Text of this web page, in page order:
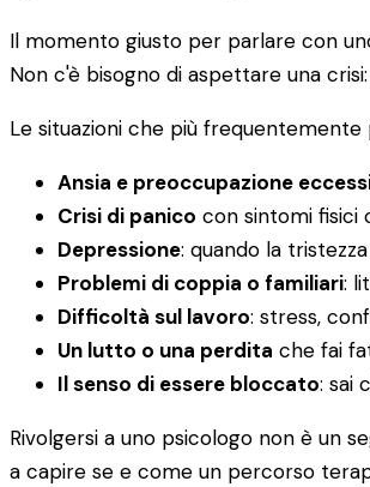
Il momento giusto per parlare con
Non c'è bisogno di aspettare una
Le situazioni che più
Ansia e preoccupazione
Crisi di panico con sintomi fisici
Depressione: quando la
Problemi di coppia o familiari:
Difficoltà sul lavoro: stress,
Un lutto o una perdita che fai
Il senso di essere bloccato: sai
Rivolgersi a uno psicologo non è un
a capire se e come un percorso